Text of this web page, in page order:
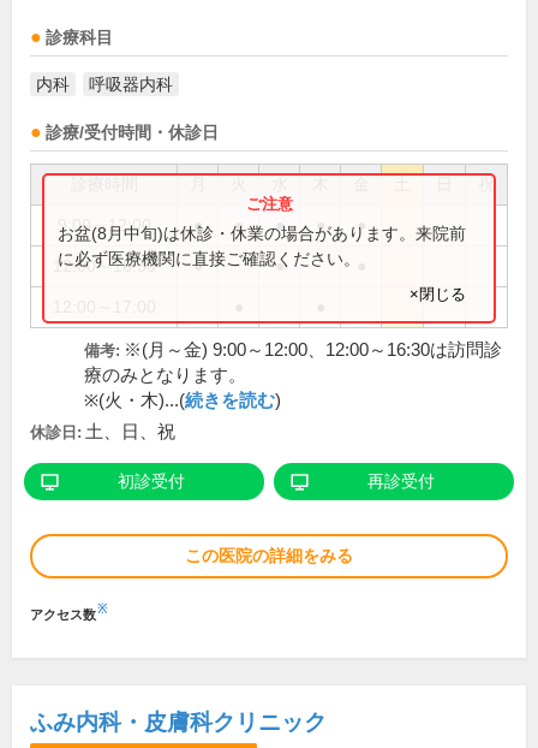
診療科目
内科 呼吸器内科
診療/受付時間・休診日
祝
9:00～12:00 ● ● ● ● ●
12:00～16:30 ● ●
お盆(8月中旬)は休診・休業の場合があります。来院前
に必ず医療機関に直接ご確認ください。
×閉じる
備考: ※(月～金) 9:00～12:00、12:00～16:30は訪問診
療のみとなります。
※(火・木)...(続きを読む)
休診日: 土、日、祝
初診受付 再診受付
この医院の詳細をみる
アクセス数※
ふみ内科・皮膚科クリニック